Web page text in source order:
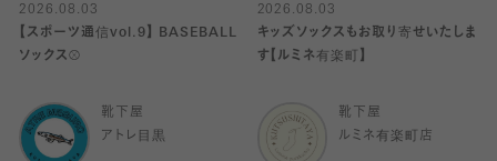
2026.08.03
【スポーツ通信vol.9】 BASEBALL
ソックス⚾️
靴下屋
アトレ目黒
2026.08.03
キッズソックスもお取り寄せいたしま
す【ルミネ有楽町】
靴下屋
ルミネ有楽町店